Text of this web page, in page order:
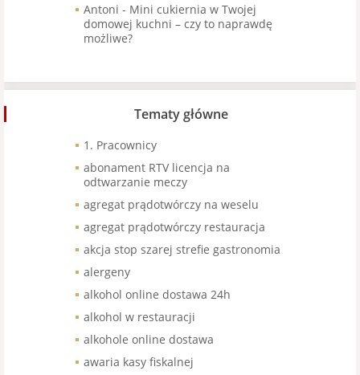
Antoni - Mini cukiernia w Twojej
domowej kuchni – czy to naprawdę
możliwe?
Tematy główne
1. Pracownicy
abonament RTV licencja na
odtwarzanie meczy
agregat prądotwórczy na weselu
agregat prądotwórczy restauracja
akcja stop szarej strefie gastronomia
alergeny
alkohol online dostawa 24h
alkohol w restauracji
alkohole online dostawa
awaria kasy fiskalnej